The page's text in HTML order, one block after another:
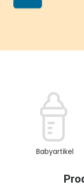
Babyartikel